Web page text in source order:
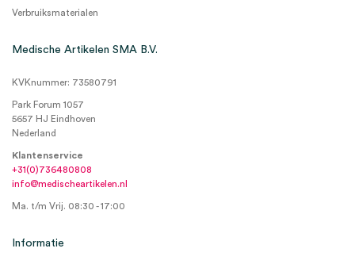
Verbruiksmaterialen
Medische Artikelen SMA B.V.
KVKnummer: 73580791
Park Forum 1057
5657 HJ Eindhoven
Nederland
Klantenservice
+31(0)736480808
info@medischeartikelen.nl
Ma. t/m Vrij. 08:30 - 17:00
Informatie